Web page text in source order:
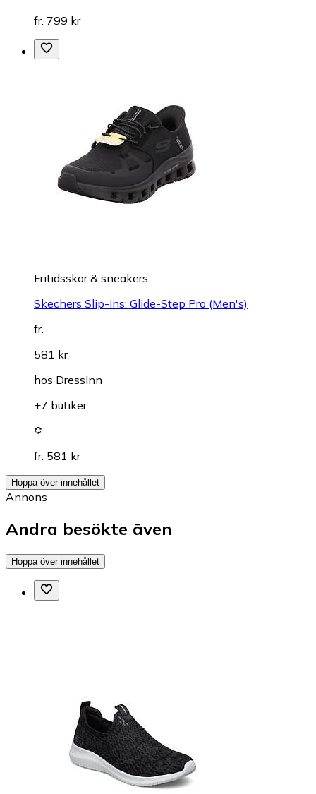
fr. 799 kr
Fritidsskor & sneakers
Skechers Slip-ins: Glide-Step Pro (Men's)
fr.
581 kr
hos DressInn
+7 butiker
fr. 581 kr
Hoppa över innehållet
Annons
Andra besökte även
Hoppa över innehållet